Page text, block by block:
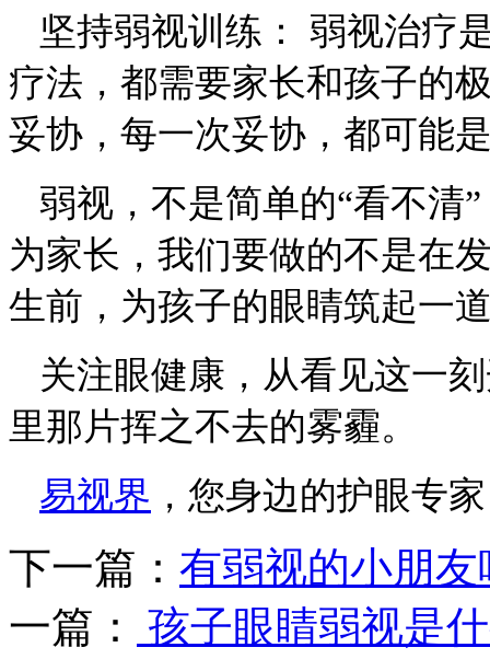
坚持弱视训练：
弱视治疗
疗法，都需要家长和孩子的
妥协，每一次妥协，都可能
弱视，不是简单的“看不清
为家长，我们要做的不是在
生前，为孩子的眼睛筑起一
关注眼健康，从看见这一
里那片挥之不去的雾霾。
易视界 ，您身边的护眼专
下一篇： 有弱视的小朋
一篇：
孩子眼睛弱视是